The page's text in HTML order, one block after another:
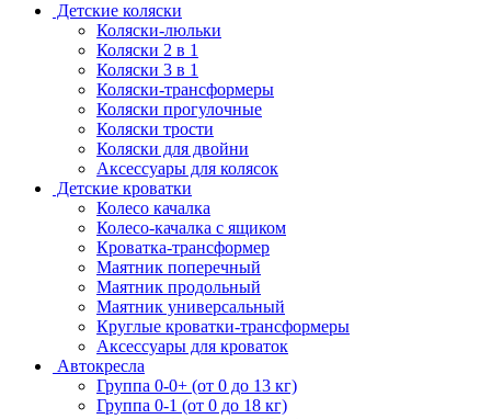
Детские коляски
Коляски-люльки
Коляски 2 в 1
Коляски 3 в 1
Коляски-трансформеры
Коляски прогулочные
Коляски трости
Коляски для двойни
Аксессуары для колясок
Детские кроватки
Колесо качалка
Колесо-качалка с ящиком
Кроватка-трансформер
Маятник поперечный
Маятник продольный
Маятник универсальный
Круглые кроватки-трансформеры
Аксессуары для кроваток
Автокресла
Группа 0-0+ (от 0 до 13 кг)
Группа 0-1 (от 0 до 18 кг)